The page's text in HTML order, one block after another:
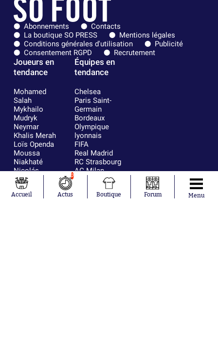
Abonnements
Contacts
La boutique SO PRESS
Mentions légales
Conditions générales d'utilisation
Publicité
Consentement RGPD
Recrutement
Joueurs en
tendance
Mohamed
Salah
Mykhailo
Mudryk
Neymar
Khalis Merah
Loïs Openda
Moussa
Niakhaté
Nicolás
Tagliafico
Pavel Šulc
Josh Maja
Équipes en
tendance
Chelsea
Paris Saint-
Germain
Bordeaux
Olympique
lyonnais
FIFA
Real Madrid
RC Strasbourg
AC Milan
Accueil
0
Actus Boutique Forum Menu